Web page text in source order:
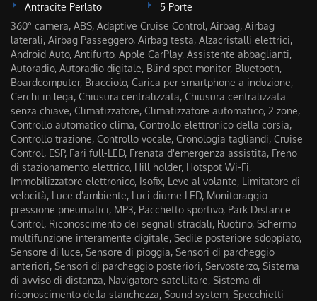
Antracite Perlato
5 Porte
360° camera, ABS, Adaptive Cruise Control, Airbag, Airbag
laterali, Airbag Passeggero, Airbag testa, Alzacristalli elettrici,
Android Auto, Antifurto, Apple CarPlay, Assistente abbaglianti,
Autoradio, Autoradio digitale, Blind spot monitor, Bluetooth,
Boardcomputer, Bracciolo, Carica per smartphone a induzione,
Cerchi in lega, Chiusura centralizzata, Chiusura centralizzata
senza chiave, Climatizzatore, Climatizzatore automatico, 2 zone,
Controllo automatico clima, Controllo elettronico della corsia,
Controllo trazione, Controllo vocale, Cronologia tagliandi, Cruise
Control, ESP, Fari full-LED, Frenata d'emergenza assistita, Freno
di stazionamento elettrico, Hill holder, Hotspot Wi-Fi,
Immobilizzatore elettronico, Isofix, Leve al volante, Limitatore di
velocità, Luce d'ambiente, Luci diurne LED, Monitoraggio
pressione pneumatici, MP3, Pacchetto sportivo, Park Distance
Control, Riconoscimento dei segnali stradali, Ruotino, Schermo
multifunzione interamente digitale, Sedile posteriore sdoppiato,
Sensore di luce, Sensore di pioggia, Sensori di parcheggio
anteriori, Sensori di parcheggio posteriori, Servosterzo, Sistema
di avviso di distanza, Navigatore satellitare, Sistema di
riconoscimento della stanchezza, Sound system, Specchietti